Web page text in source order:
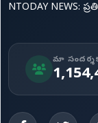
NTODAY NEWS:
మా